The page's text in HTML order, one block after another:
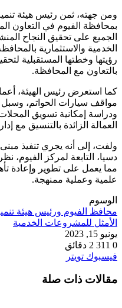
ومن جهته، ثمن رئيس هيئة
بمحافظة الفيوم في التعاون
الجميع على تحقيق النجاح
الخدمية والاستثمارية
رؤيتها وخطتها المستقبلية
بالتعاون مع المحافظة.
كما استعرض رئيس الهيئة،
مواقف سيارات الحواتم، وسبل
ودراسة إمكانية تسويق
العمالة الزائدة بالتنسيق مع
ولفت، إلى أنه يجري تنفيذ
دسيا، التابعة لمركز الفيوم،
مما يعمل على تطوير وإعادة
علمية وعملية ممنهجة.
الوسوم
محافظ الفيوم ورئيس هيئة
الأمثل للمشروعات الخدمية
يونيو 15, 2023
0
2 دقائق
فيسبوك تويتر
البريد
مقالات ذات صلة